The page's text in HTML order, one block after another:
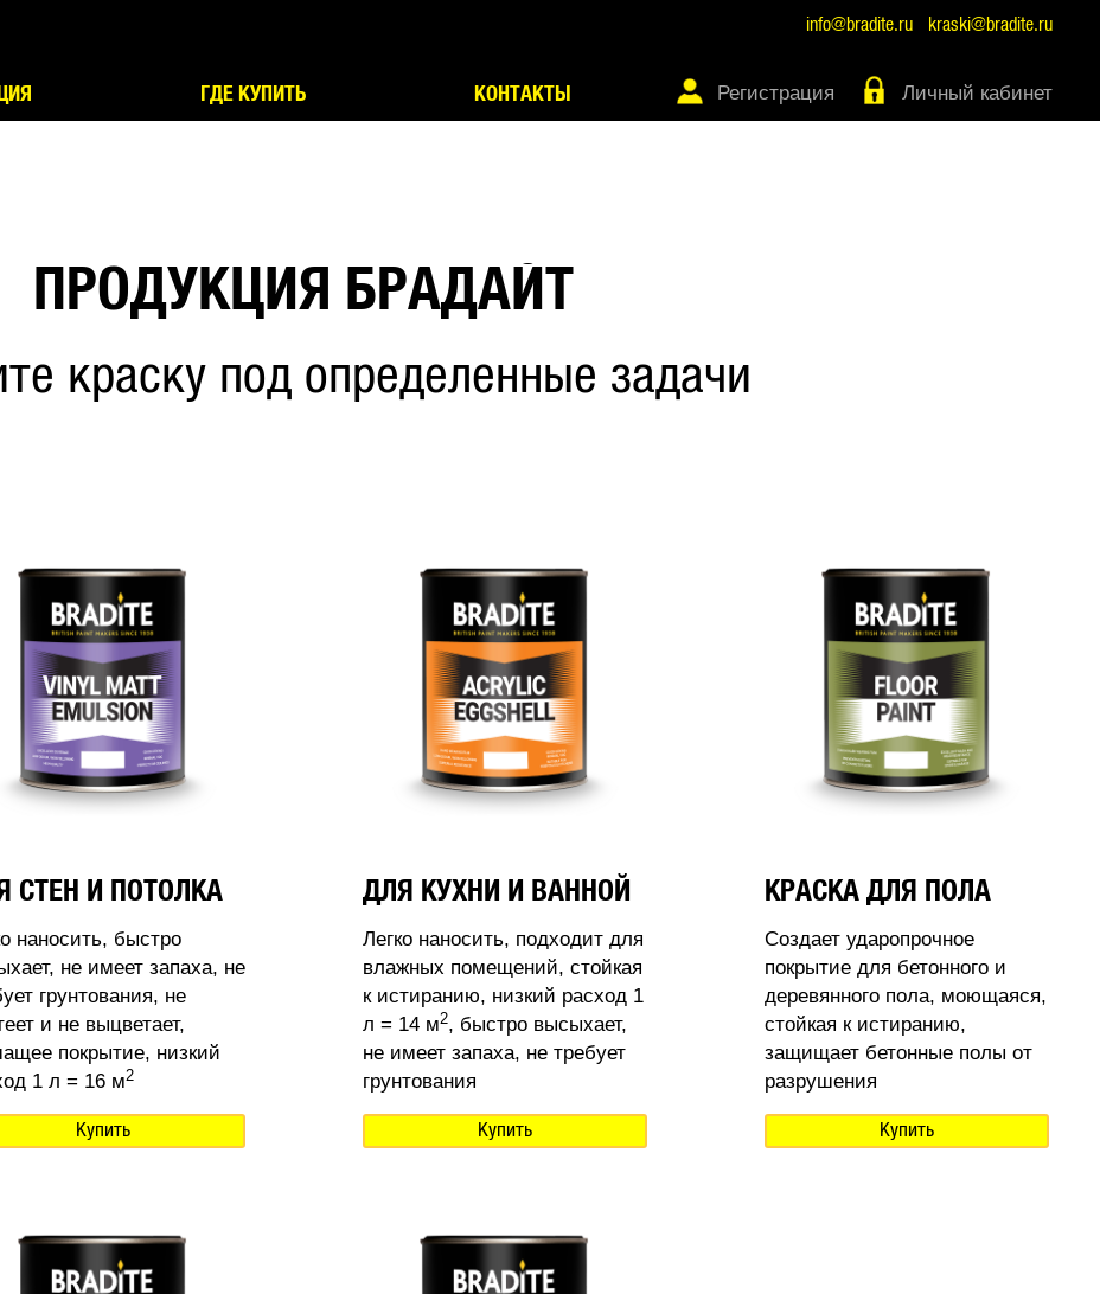
info@bradite.ru kraski@bradite.ru
ГДЕ КУПИТЬ КОНТАКТЫ Регистрация Личный кабинет
ПРОДУКЦИЯ БРАДАЙТ
краску под определенные задачи
СТЕН И ПОТОЛКА
наносить, быстро
не имеет запаха, не
грунтования, не
и не выцветает,
покрытие, низкий
1 л = 16 м2
Купить
ДЛЯ КУХНИ И ВАННОЙ
Легко наносить, подходит для
влажных помещений, стойкая
к истиранию, низкий расход 1
л = 14 м2, быстро высыхает,
не имеет запаха, не требует
грунтования
Купить
КРАСКА ДЛЯ ПОЛА
Создает ударопрочное
покрытие для бетонного и
деревянного пола, моющаяся,
стойкая к истиранию,
защищает бетонные полы от
разрушения
Купить